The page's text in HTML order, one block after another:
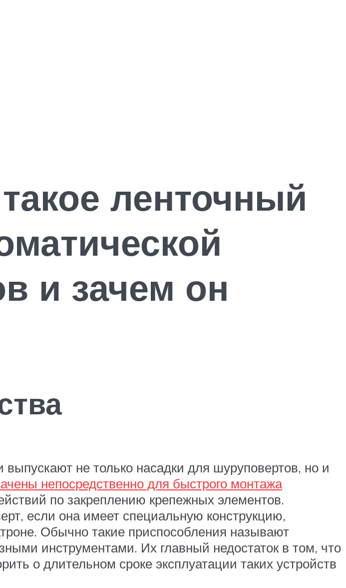
ленточный
и зачем он
не только насадки для шуруповертов, но и
непосредственно для быстрого монтажа
по закреплению крепежных элементов.
если она имеет специальную конструкцию,
Обычно такие приспособления называют
инструментами. Их главный недостаток в том, что
о длительном сроке эксплуатации таких устройств